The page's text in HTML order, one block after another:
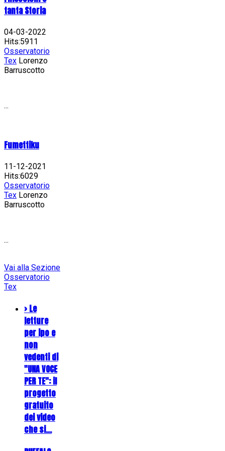
tanta Storia
04-03-2022
Hits:5911
Osservatorio
Tex Lorenzo
Barruscotto
...
Fumettiku
11-12-2021
Hits:6029
Osservatorio
Tex Lorenzo
Barruscotto
...
Vai alla Sezione
Osservatorio
Tex
> Le
letture
per ipo e
non
vedenti di
"UNA VOCE
PER TE": il
progetto
gratuito
dei video
che si…